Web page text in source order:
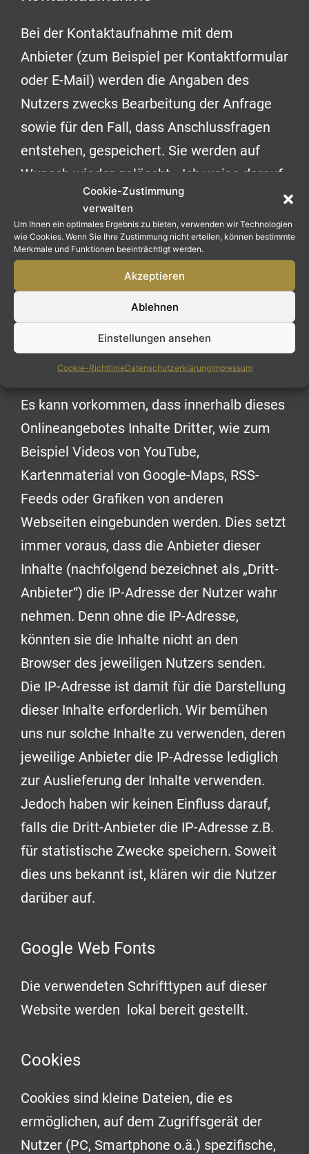
Cookie-Zustimmung
verwalten
Um Ihnen ein optimales Ergebnis zu bieten, verwenden wir Technologien
wie Cookies. Wenn Sie Ihre Zustimmung nicht erteilen, können bestimmte
Merkmale und Funktionen beeinträchtigt werden.
Akzeptieren
Ablehnen
Einstellungen ansehen
Cookie-RichtlinieDatenschutzerklärungImpressum
Bei der Kontaktaufnahme mit dem
Anbieter (zum Beispiel per Kontaktformular
oder E-Mail) werden die Angaben des
Nutzers zwecks Bearbeitung der Anfrage
sowie für den Fall, dass Anschlussfragen
entstehen, gespeichert. Sie werden auf
Wunsch wieder gelöscht. Ich weise darauf
hin, dass die Datenübertragung im Internet
(z.B. bei der Kommunikation per E-Mail)
Sicherheitslücken aufweisen kann. Ein
lückenloser Schutz der Daten vor dem
Zugriff durch Dritte ist nicht möglich.
Einbindung von Diensten und
Inhalten Dritter
Es kann vorkommen, dass innerhalb dieses
Onlineangebotes Inhalte Dritter, wie zum
Beispiel Videos von YouTube,
Kartenmaterial von Google-Maps, RSS-
Feeds oder Grafiken von anderen
Webseiten eingebunden werden. Dies setzt
immer voraus, dass die Anbieter dieser
Inhalte (nachfolgend bezeichnet als „Dritt-
Anbieter“) die IP-Adresse der Nutzer wahr
nehmen. Denn ohne die IP-Adresse,
könnten sie die Inhalte nicht an den
Browser des jeweiligen Nutzers senden.
Die IP-Adresse ist damit für die Darstellung
dieser Inhalte erforderlich. Wir bemühen
uns nur solche Inhalte zu verwenden, deren
jeweilige Anbieter die IP-Adresse lediglich
zur Auslieferung der Inhalte verwenden.
Jedoch haben wir keinen Einfluss darauf,
falls die Dritt-Anbieter die IP-Adresse z.B.
für statistische Zwecke speichern. Soweit
dies uns bekannt ist, klären wir die Nutzer
darüber auf.
Google Web Fonts
Die verwendeten Schrifttypen auf dieser
Website werden lokal bereit gestellt.
Cookies
Cookies sind kleine Dateien, die es
ermöglichen, auf dem Zugriffsgerät der
Nutzer (PC, Smartphone o.ä.) spezifische,